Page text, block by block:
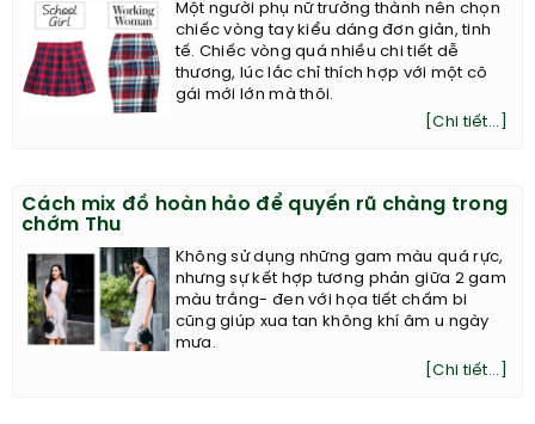
Một người phụ nữ trưởng thành nên chọn
chiếc vòng tay kiểu dáng đơn giản, tinh
tế. Chiếc vòng quá nhiều chi tiết dễ
thương, lúc lắc chỉ thích hợp với một cô
gái mới lớn mà thôi.
[Chi tiết...]
Cách mix đồ hoàn hảo để quyến rũ chàng trong
chớm Thu
Không sử dụng những gam màu quá rực,
nhưng sự kết hợp tương phản giữa 2 gam
màu trắng- đen với họa tiết chấm bi
cũng giúp xua tan không khí âm u ngày
mưa.
[Chi tiết...]